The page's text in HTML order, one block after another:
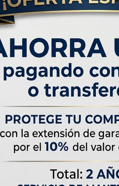
secciones de nuestro catálogo.